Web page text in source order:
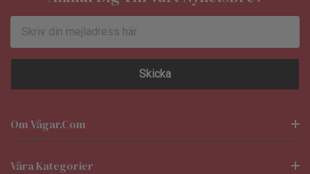
Om Vågar.com
Våra Kategorier